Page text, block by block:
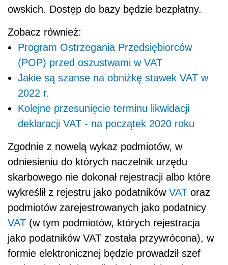
owskich. Dostęp do bazy będzie bezpłatny.
Zobacz również:
Program Ostrzegania Przedsiębiorców
(POP) przed oszustwami w VAT
Jakie są szanse na obniżkę stawek VAT w
2022 r.
Kolejne przesunięcie terminu likwidacji
deklaracji VAT - na początek 2020 roku
Zgodnie z nowelą wykaz podmiotów, w
odniesieniu do których naczelnik urzędu
skarbowego nie dokonał rejestracji albo które
wykreślił z rejestru jako podatników VAT oraz
podmiotów zarejestrowanych jako podatnicy
VAT (w tym podmiotów, których rejestracja
jako podatników VAT została przywrócona), w
formie elektronicznej będzie prowadził szef